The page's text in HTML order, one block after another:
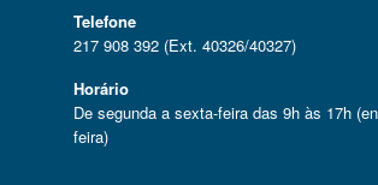
Telefone
217 908 392 (Ext. 40326/40327)
Horário
De segunda a sexta-feira das 9h às 17h
feira)